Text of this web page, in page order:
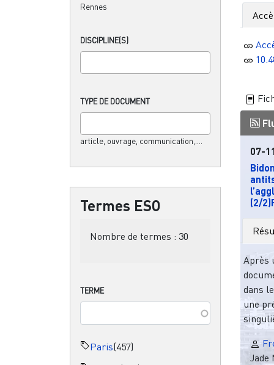
Rennes
DISCIPLINE(S)
TYPE DE DOCUMENT
article, ouvrage, communication,....
Termes ESO
Nombre de termes : 30
TERME
Paris(457)
07-
(2/
Après
dans
une
Jade